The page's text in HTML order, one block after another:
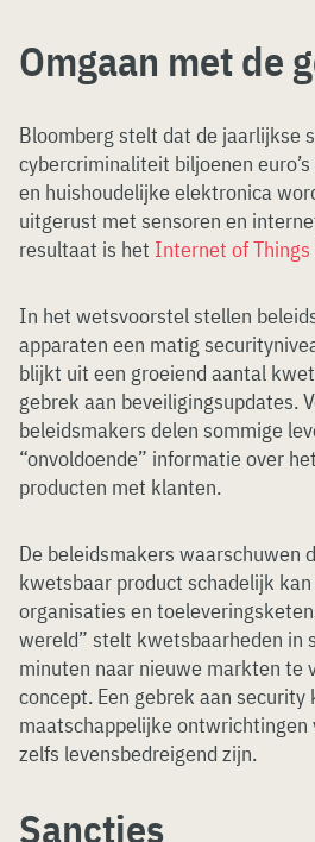
Omgaan met de
Bloomberg stelt dat de jaarlijkse
cybercriminaliteit biljoenen
en huishoudelijke elektronica
uitgerust met sensoren en
resultaat is het Internet of Things
In het wetsvoorstel stellen
apparaten een matig
blijkt uit een groeiend aantal
gebrek aan beveiligingsupdates.
beleidsmakers delen sommige
“onvoldoende” informatie over
producten met klanten.
De beleidsmakers waarschuwen
kwetsbaar product schadelijk
organisaties en
wereld” stelt kwetsbaarheden in
minuten naar nieuwe markten te
concept. Een gebrek aan security
maatschappelijke ontwrichtingen
zelfs levensbedreigend zijn.
Sancties